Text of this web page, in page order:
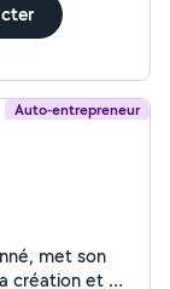
Auto-entrepreneur
met son
création et de